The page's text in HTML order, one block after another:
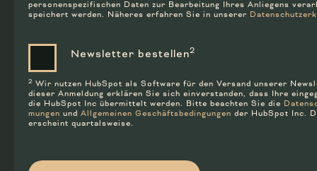
personen­spezifischen Daten zur Be­arbeitung Ihres An­liegens
speichert werden. Näheres erfahren Sie in unserer
Newsletter bestellen2
2 Wir nutzen HubSpot als Soft­ware für den Versand unserer
dieser Anmeldung er­klären Sie sich ein­ver­standen, dass Ihre
die HubSpot Inc über­mittelt werden. Bitte beachten Sie die
mungen und Allge­meinen Geschäfts­bedin­gungen der HubSpot Inc.
erscheint quartalsweise.